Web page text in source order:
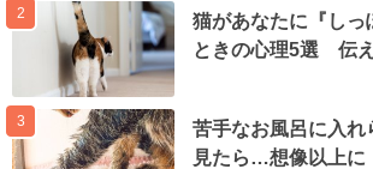
2
猫があなたに『しっ
ときの心理5選 伝
3
苦手なお風呂に入
見たら…想像以上